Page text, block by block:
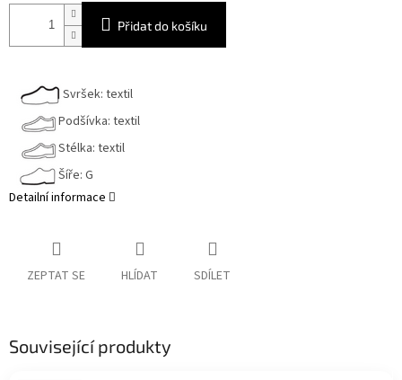
Přidat do košíku
Svršek: textil
Podšívka: textil
Stélka: textil
Šíře: G
Detailní informace
ZEPTAT SE HLÍDAT SDÍLET
Související produkty